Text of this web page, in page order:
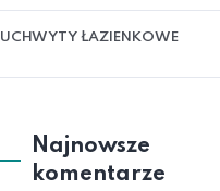
UCHWYTY ŁAZIENKOWE
Najnowsze
komentarze